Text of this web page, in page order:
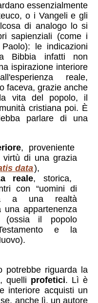
essenzialmente
o i Vangeli e gli
di analogo lo si
sapienziali (come i
le indicazioni
Bibbia infatti non
ispirazione interiore
reale,
faceva, grazie anche
vita del popolo, il
cristiana poi. È
parlare di una
, proveniente
virtù di una grazia
data),
reale, storica,
con “uomini di
a una realtà
una appartenenza
(ossia il popolo
e la
potrebbe riguarda la
quelli profetici. Lì è
interiore acquisti un
anche lì, un autore